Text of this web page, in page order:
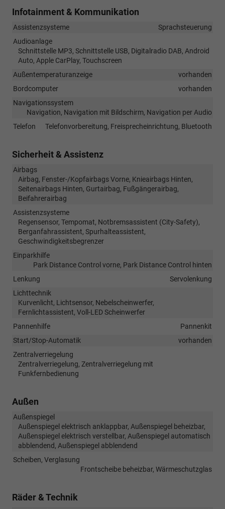
Infotainment & Kommunikation
Assistenzsysteme
Sprachsteuerung
Audioanlage
Schnittstelle MP3, Schnittstelle USB, Digitalradio DAB, Android
Auto, Apple CarPlay, Touchscreen
Außentemperaturanzeige
vorhanden
Bordcomputer
vorhanden
Navigationssystem
Navigation, Navigation mit Bildschirm, Navigation per Audio
Telefon
Telefonvorbereitung, Freisprecheinrichtung, Bluetooth
Sicherheit & Assistenz
Airbags
Airbag, Fenster-/Kopfairbags Vorne, Knieairbags Hinten,
Seitenairbags Hinten, Gurtairbag, Fußgängerairbag,
Beifahrerairbag
Assistenzsysteme
Regensensor, Tempomat, Notbremsassistent (City-Safety),
Berganfahrassistent, Spurhalteassistent,
Geschwindigkeitsbegrenzer
Einparkhilfe
Park Distance Control vorne, Park Distance Control hinten
Lenkung
Servolenkung
Lichttechnik
Kurvenlicht, Lichtsensor, Nebelscheinwerfer,
Fernlichtassistent, Voll-LED Scheinwerfer
Pannenhilfe
Pannenkit
Start/Stop-Automatik
vorhanden
Zentralverriegelung
Zentralverriegelung, Zentralverriegelung mit
Funkfernbedienung
Außen
Außenspiegel
Außenspiegel elektrisch anklappbar, Außenspiegel beheizbar,
Außenspiegel elektrisch verstellbar, Außenspiegel automatisch
abblendend, Außenspiegel abblendend
Scheiben, Verglasung
Frontscheibe beheizbar, Wärmeschutzglas
Räder & Technik